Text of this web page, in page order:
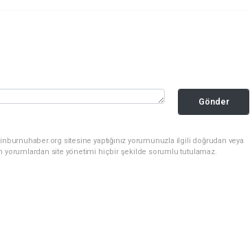
Gönder
sitesine yaptığınız yorumunuzla ilgili doğrudan veya
yorumlardan site yönetimi hiçbir şekilde sorumlu tutulamaz.